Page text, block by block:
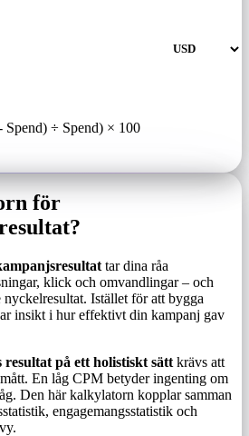
÷ Spend) × 100
för
tar dina råa
klick och omvandlingar – och
Istället för att bygga
insikt i hur effektivt din kampanj gav
resultat på ett holistiskt sätt krävs att
En låg CPM betyder ingenting om
Den här kalkylatorn kopplar samman
engagemangsstatistik och